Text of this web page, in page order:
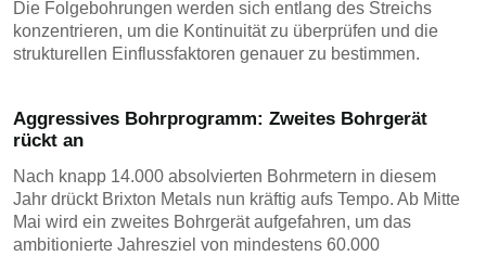
Die Folgebohrungen werden sich entlang des Streichs
konzentrieren, um die Kontinuität zu überprüfen und die
strukturellen Einflussfaktoren genauer zu bestimmen.
Aggressives Bohrprogramm: Zweites Bohrgerät
rückt an
Nach knapp 14.000 absolvierten Bohrmetern in diesem
Jahr drückt Brixton Metals nun kräftig aufs Tempo. Ab Mitte
Mai wird ein zweites Bohrgerät aufgefahren, um das
ambitionierte Jahresziel von mindestens 60.000